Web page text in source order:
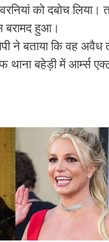
को दबोच
बरामद हुआ।
ने बताया कि वह
थाना बहेड़ी में आर्म्स